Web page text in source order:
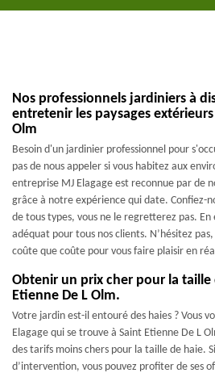
Nos professionnels jardiniers à
entretenir les paysages
Olm
Besoin d'un jardinier professionnel pour
pas de nous appeler si vous habitez aux
entreprise MJ Elagage est reconnue par de
grâce à notre expérience qui date. Confiez-
de tous types, vous ne le regretterez pas.
adéquat pour tous nos clients. N’hésitez
coûte que coûte pour vous faire plaisir en
Obtenir un prix cher pour la taille
Etienne De L Olm.
Votre jardin est-il entouré des haies ? Vous
Elagage qui se trouve à Saint Etienne De L
des tarifs moins chers pour la taille de haie.
d’intervention, vous pouvez profiter de ses